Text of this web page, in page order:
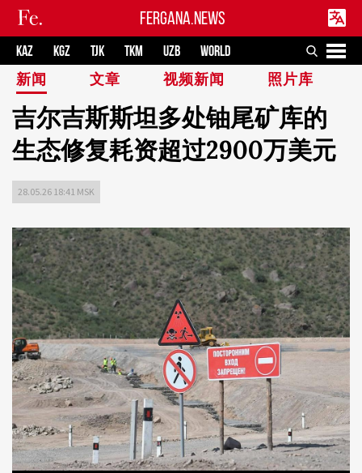
FERGANA.NEWS
KAZ KGZ TJK TKM UZB
WORLD
新闻
文章 视频新闻 照片库
吉尔吉斯斯坦多处铀尾矿库的
生态修复耗资超过2900万美元
28.05.26 18:41 MSK